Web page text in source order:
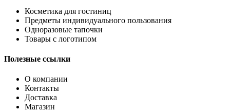
Косметика для гостиниц
Предметы индивидуального пользования
Одноразовые тапочки
Товары с логотипом
Полезные ссылки
О компании
Контакты
Доставка
Магазин